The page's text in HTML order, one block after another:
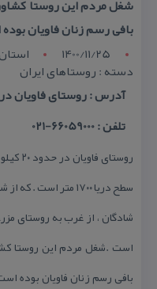
شغل مردم این روستا
بافی رسم زنان فاویان
1400/11/25
دسته : روستاهای ایران
آدرس : روستای فاویان در حدود ۲۰ كیلومتری
تلفن : 66059000-021
سطح دریا ۱۷۰۰ متر
شادگان ، از غرب به روستای
است .شغل مردم این روستا
بافی رسم زنان فاویان بوده